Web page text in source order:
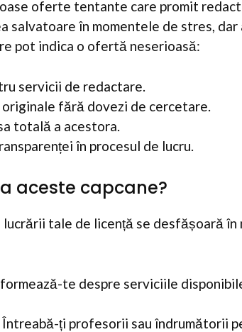
oferte tentante care promit
salvatoare în momentele de stres, dar
pot indica o ofertă neserioasă:
servicii de redactare.
fără dovezi de cercetare.
totală a acestora.
în procesul de lucru.
aceste capcane?
tale de licență se desfășoară în
te despre serviciile
Întreabă-ți profesorii sau îndrumătorii